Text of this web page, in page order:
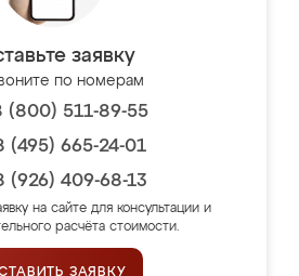
заявку
по номерам
(800) 511-89-55
(495) 665-24-01
(926) 409-68-13
на сайте для консультации и
расчёта стоимости.
ЗАЯВКУ